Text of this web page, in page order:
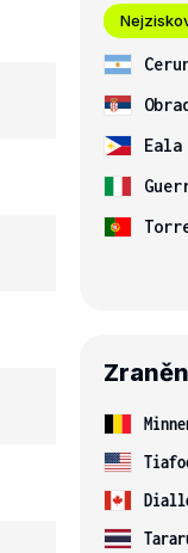
Eala